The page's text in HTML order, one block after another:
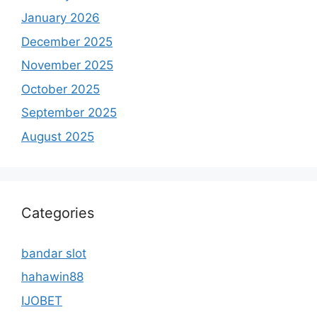
January 2026
December 2025
November 2025
October 2025
September 2025
August 2025
Categories
bandar slot
hahawin88
IJOBET